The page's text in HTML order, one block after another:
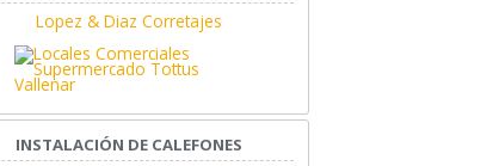
Lopez & Diaz Corretajes
INSTALACIÓN DE CALEFONES